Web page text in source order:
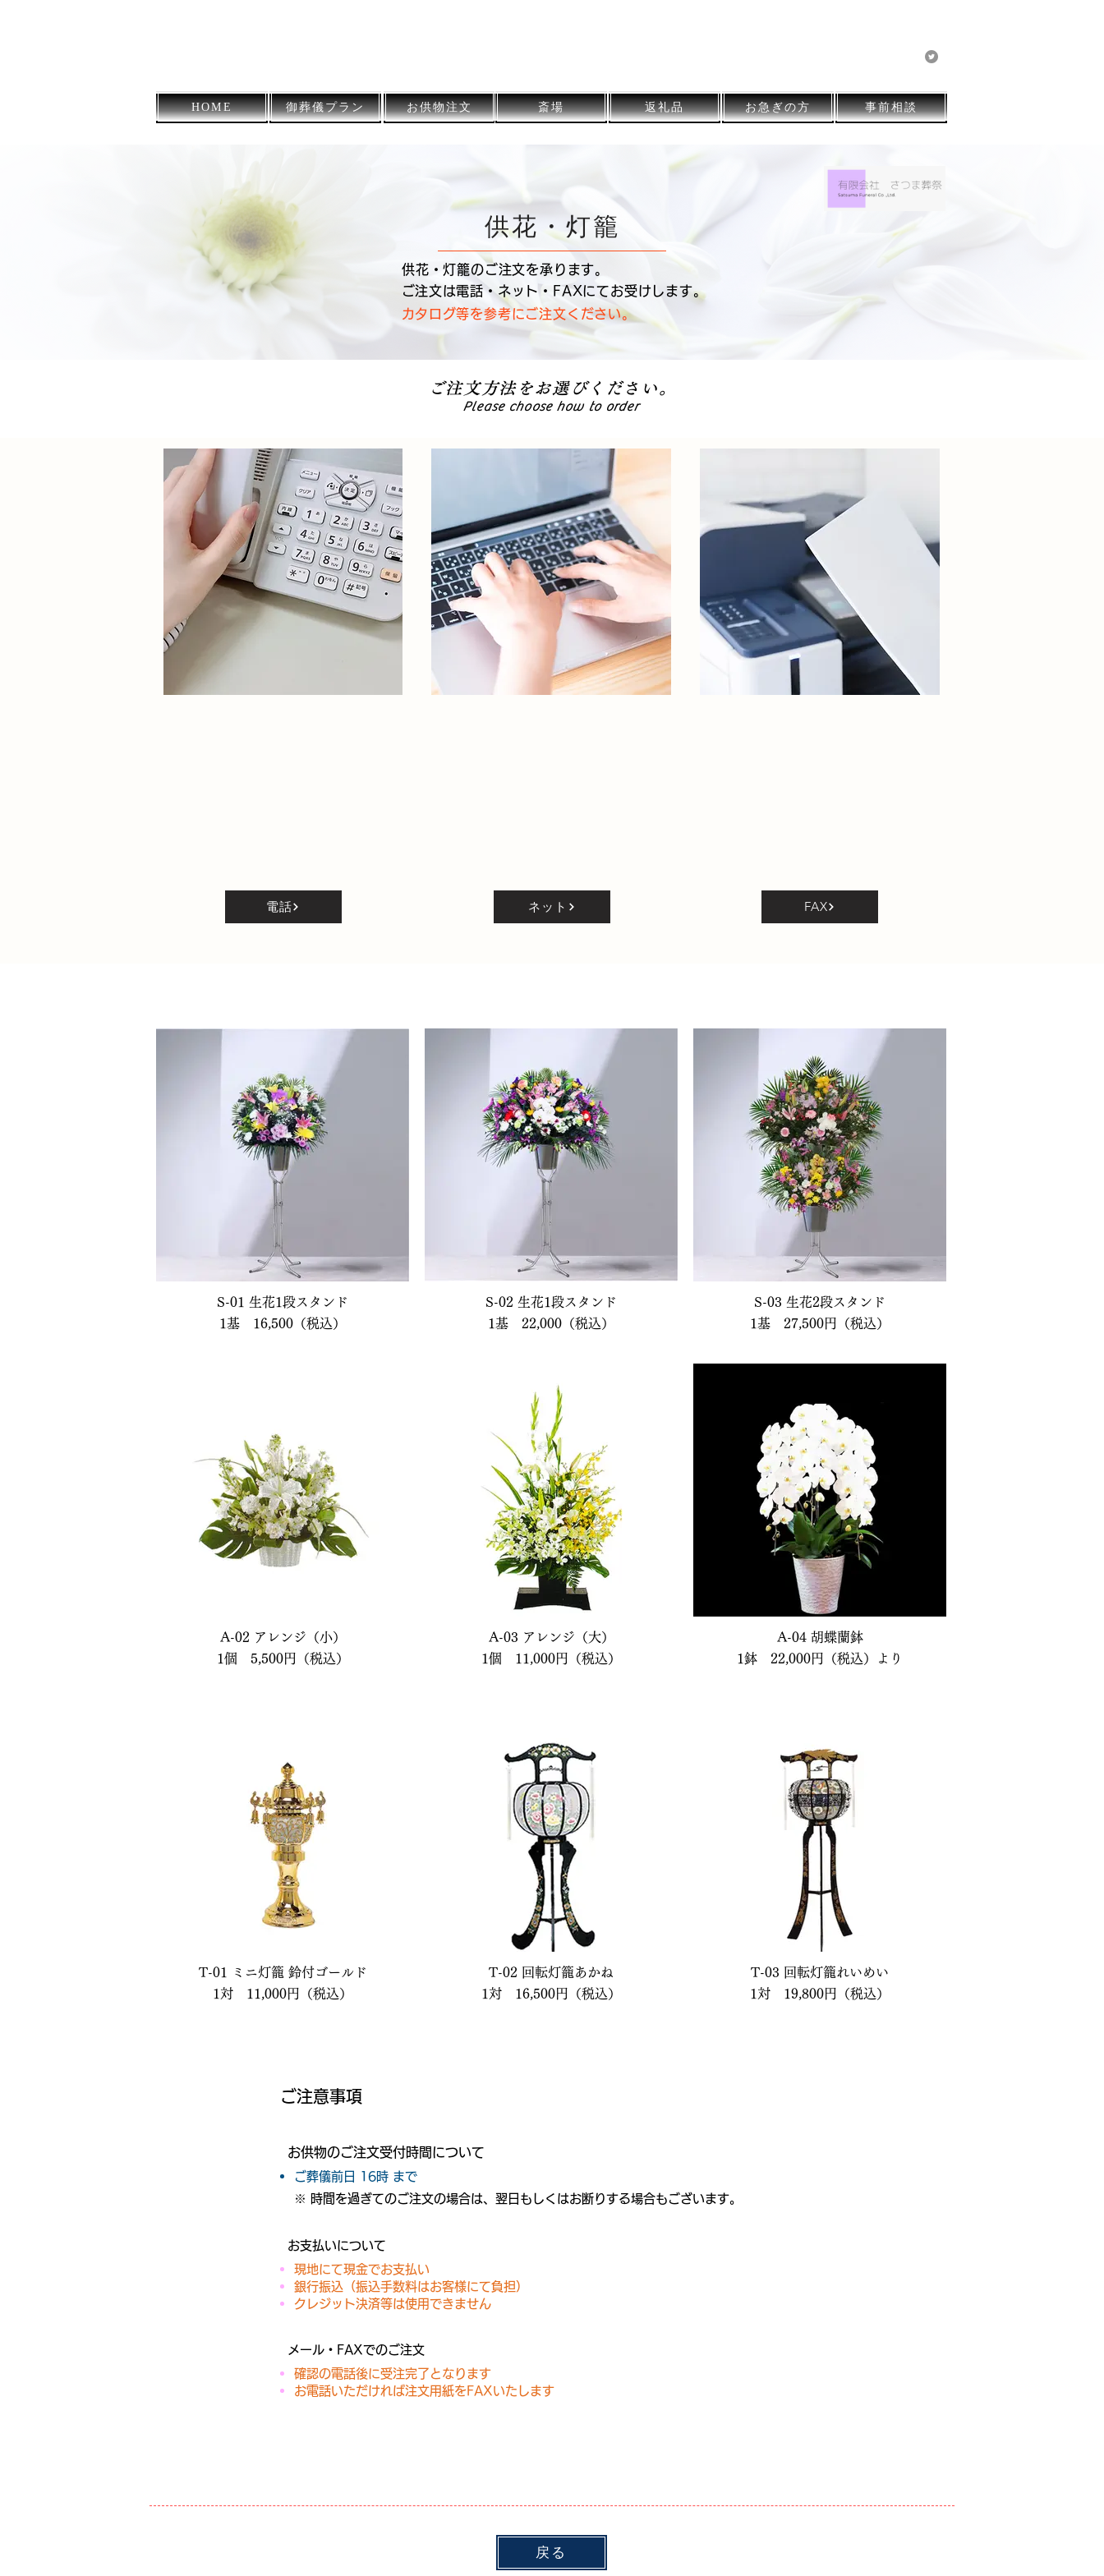
HOME 御葬儀プラン お供物注文 斎場 返礼品 お急ぎの方 事前相談
​供花・灯籠
供花・灯籠のご注文を承ります。
​ご注文は電話・ネット・FAXにてお受けします。
​カタログ等を参考にご注文ください。
ご注文方法をお選びください。
Please choose how to order
電話 ネット FAX
S-01 生花1段スタンド
1基 16,500（税込）
S-02 生花1段スタンド
1基 22,000（税込）
S-03 生花2段スタンド
1基 27,500円（税込）
A-02 アレンジ（小）
1個 5,500円（税込）
A-03 アレンジ（大）
1個 11,000円（税込）
A-04 胡蝶蘭鉢
1鉢 22,000円（税込）より
T-01 ミニ灯籠 鈴付ゴールド
1対 11,000円（税込）
T-02 回転灯籠あかね
1対 16,500円（税込）
T-03 回転灯籠れいめい
1対 19,800円（税込）
​ご注意事項
お供物のご注文受付時間について
​ご葬儀前日 16時 まで
​※ 時間を過ぎてのご注文の場合は、翌日もしくはお断りする場合もございます。
​お支払いについて
現地にて現金でお支払い
銀行振込（振込手数料はお客様にて負担）
​クレジット決済等は使用できません
​メール・FAXでのご注文
確認の電話後に受注完了となります
​お電話いただければ注文用紙をFAXいたします
戻る